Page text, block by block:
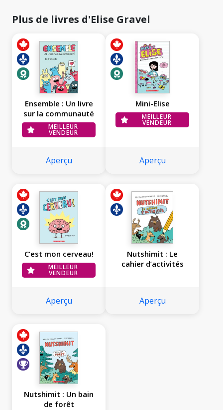
Plus de livres d'Elise Gravel
Ensemble : Un livre
sur la communauté
MEILLEUR
VENDEUR
Aperçu
Mini-Elise
MEILLEUR
VENDEUR
Aperçu
C’est mon cerveau!
MEILLEUR
VENDEUR
Aperçu
Nutshimit : Le
cahier d’activités
Aperçu
Nutshimit : Un bain
de forêt